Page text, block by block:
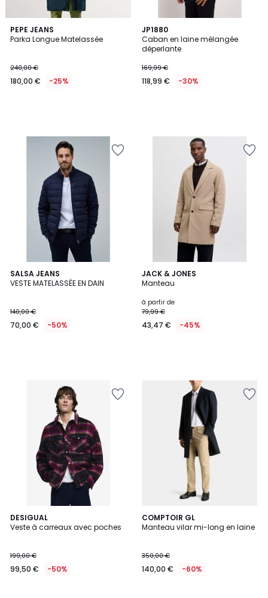
PEPE JEANS
Parka Longue Matelassée
240,00 €
180,00 € -25%
JP1880
Caban en laine mélangée
déperlante
169,99 €
118,99 € -30%
SALSA JEANS
VESTE MATELASSÉE EN DAIN
140,00 €
70,00 € -50%
JACK & JONES
Manteau
à partir de
79,99 €
43,47 € -45%
DESIGUAL
Veste à carreaux avec poches
199,00 €
99,50 € -50%
COMPTOIR GL
Manteau vilar mi-long en laine
350,00 €
140,00 € -60%